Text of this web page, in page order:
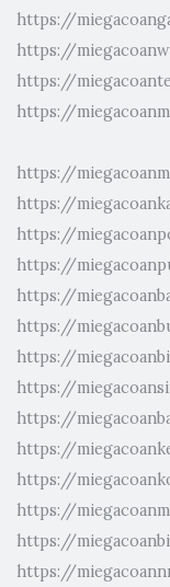
https://
https://
https://
https://
https://
https://
https://
https://
https://
https://
https://
https://
https://
https://
https://
https://
https://
https://